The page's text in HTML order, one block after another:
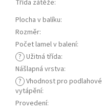
Třída zátěže:
Plocha v balíku:
Rozměr:
Počet lamel v balení:
? Užitná třída:
Nášlapná vrstva:
? Vhodnost pro podlahové
vytápění:
Provedení: